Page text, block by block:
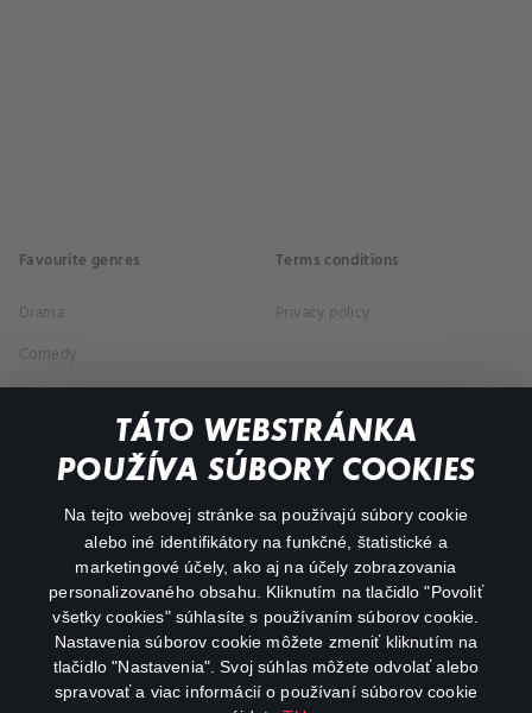
TÁTO WEBSTRÁNKA
POUŽÍVA SÚBORY COOKIES
Na tejto webovej stránke sa používajú súbory cookie
alebo iné identifikátory na funkčné, štatistické a
marketingové účely, ako aj na účely zobrazovania
personalizovaného obsahu. Kliknutím na tlačidlo "Povoliť
všetky cookies" súhlasíte s používaním súborov cookie.
Nastavenia súborov cookie môžete zmeniť kliknutím na
tlačidlo "Nastavenia". Svoj súhlas môžete odvolať alebo
spravovať a viac informácií o používaní súborov cookie
Favourite genres
Drama
Comedy
Terms conditions
Privacy policy
My profile
Important links